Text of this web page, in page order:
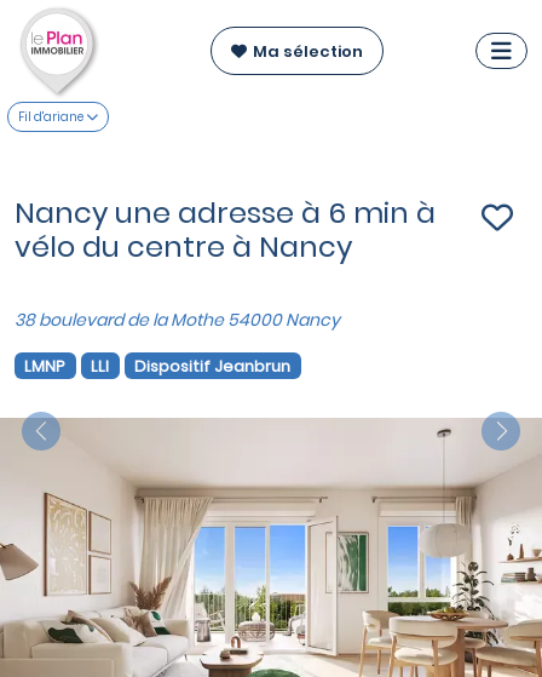
Ma sélection
Fil d'ariane
Nancy une adresse à 6 min à
vélo du centre à Nancy
38 boulevard de la Mothe 54000 Nancy
LMNP LLI Dispositif Jeanbrun
Previous
Next
VOIR SUR LA CARTE
Appartements du T3 au T4
à partir de
236 000 €
Nos autres appartements neufs
à Nancy
Livraison :1er trimestre 2027
Etat d'avancement :Travaux en cours